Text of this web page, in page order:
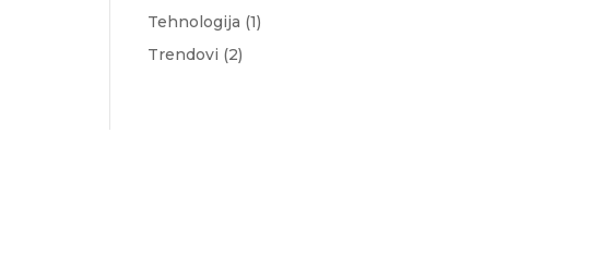
Tehnologija (1)
Trendovi (2)